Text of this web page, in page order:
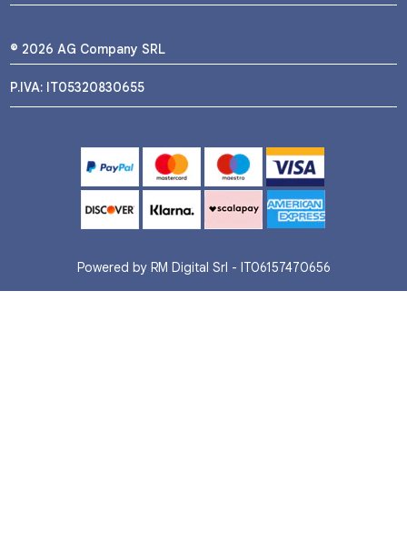
© 2026 AG Company SRL
P.IVA: IT05320830655
Powered by RM Digital Srl - IT06157470656